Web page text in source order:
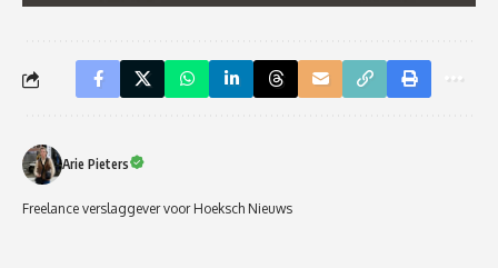
Arie Pieters
Freelance verslaggever voor Hoeksch Nieuws